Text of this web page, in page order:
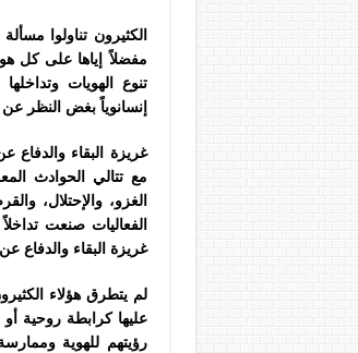
الكثيرون تناولوا
مفضلاً إياها على كل
تنوع الهويات
إنسانوياً بغض النظر
غريزة البقاء والدفاع
مع تتالي الحوادث
الغزو، والإحتلال،
الفعاليات صنعت
غريزة البقاء والدفاع
لم يتطرق هؤلاء
عليها كرابطة روحية
رؤيتهم للهوية